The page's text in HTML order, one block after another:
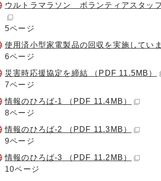
ウルトラマラソン ボランティアスタッ
5ページ
使用済小型家電製品の回収を実施してい
6ページ
災害時応援協定を締結 （PDF 11.5MB）
7ページ
情報のひろば-1 （PDF 11.4MB）
8ページ
情報のひろば-2 （PDF 11.3MB）
9ページ
情報のひろば-3 （PDF 11.2MB）
10ページ